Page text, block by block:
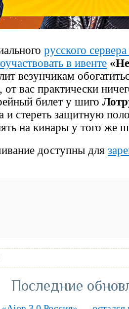
русского
в ивенте
везунчикам
вас практически
билет у шиго
и стереть защитную
на кинары у того же
доступны для
Последние